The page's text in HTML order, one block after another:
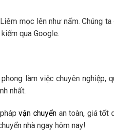
mọc lên như nấm. Chúng
qua Google.
làm việc chuyên nghiệp,
nhất.
vận chuyển an toàn, giá tốt
nhà ngay hôm nay!